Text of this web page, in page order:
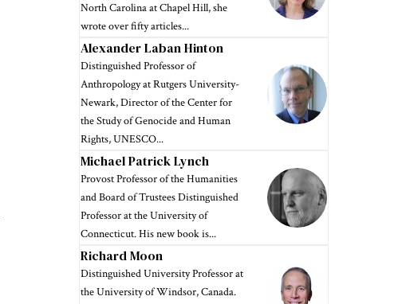
North Carolina at Chapel Hill, she
wrote over fifty articles...
Alexander Laban Hinton
Distinguished Professor of
Anthropology at Rutgers University-
Newark, Director of the Center for
the Study of Genocide and Human
Rights, UNESCO...
Michael Patrick Lynch
Provost Professor of the Humanities
and Board of Trustees Distinguished
Professor at the University of
Connecticut. His new book is...
Richard Moon
Distinguished University Professor at
the University of Windsor, Canada.